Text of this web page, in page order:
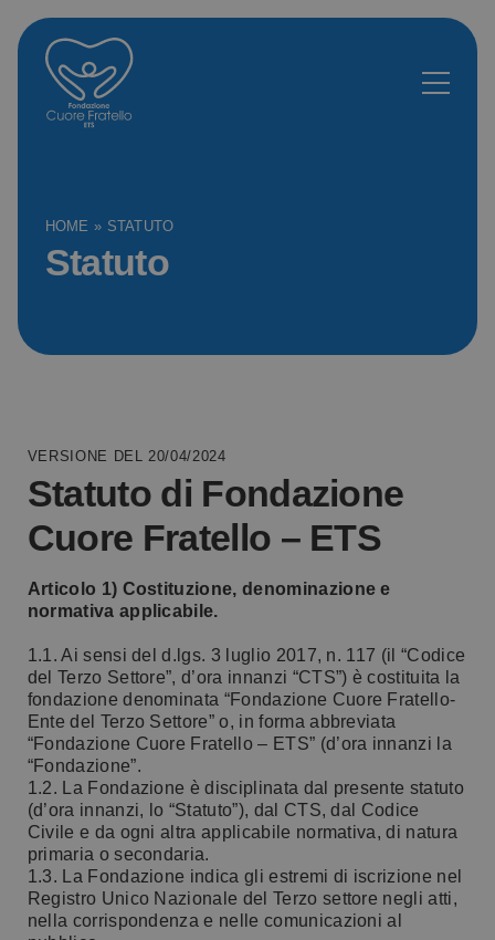
HOME » STATUTO
Statuto
VERSIONE DEL 20/04/2024
Statuto di Fondazione
Cuore Fratello – ETS
Articolo 1) Costituzione, denominazione e
normativa applicabile.
1.1. Ai sensi del d.lgs. 3 luglio 2017, n. 117 (il “Codice
del Terzo Settore”, d’ora innanzi “CTS”) è costituita la
fondazione denominata “Fondazione Cuore Fratello-
Ente del Terzo Settore” o, in forma abbreviata
“Fondazione Cuore Fratello – ETS” (d’ora innanzi la
“Fondazione”.
1.2. La Fondazione è disciplinata dal presente statuto
(d’ora innanzi, lo “Statuto”), dal CTS, dal Codice
Civile e da ogni altra applicabile normativa, di natura
primaria o secondaria.
1.3. La Fondazione indica gli estremi di iscrizione nel
Registro Unico Nazionale del Terzo settore negli atti,
nella corrispondenza e nelle comunicazioni al